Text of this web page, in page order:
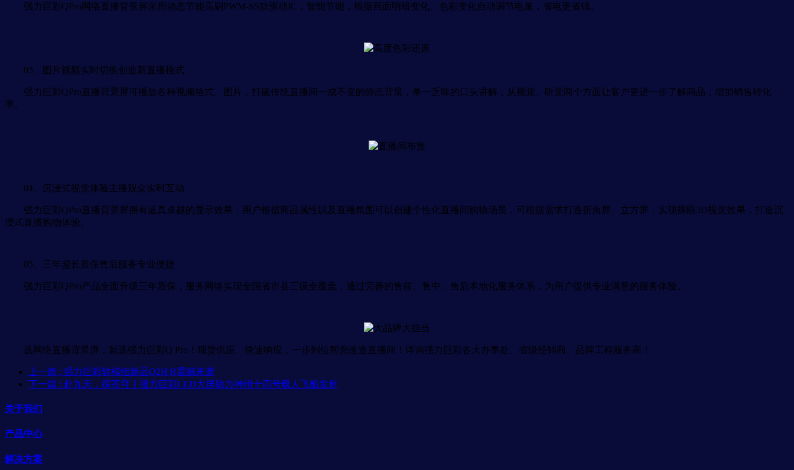
强力巨彩QPro网络直播背景屏采用动态节能高刷PWM-SS款驱动IC，智能节能，根据画面明暗变化、色彩变化自动调节电量，省电更省钱。
03、图片视频实时切换创造新直播模式
强力巨彩QPro直播背景屏可播放各种视频格式、图片，打破传统直播间一成不变的静态背景，单一乏味的口头讲解，从视觉、听觉两个方面让客户更进一步了解商品，增加销售转化
率。
04、沉浸式视觉体验主播观众实时互动
强力巨彩QPro直播背景屏拥有逼真卓越的显示效果，用户根据商品属性以及直播氛围可以创建个性化直播间购物场景，可根据需求打造折角屏、立方屏，实现裸眼3D视觉效果，打造沉
浸式直播购物体验。
05、三年超长质保售后服务专业便捷
强力巨彩QPro产品全面升级三年质保，服务网络实现全国省市县三级全覆盖，通过完善的售前、售中、售后本地化服务体系，为用户提供专业满意的服务体验。
选网络直播背景屏，就选强力巨彩Q Pro！现货供应、快速响应，一步到位帮您改造直播间！详询强力巨彩各大办事处、省级经销商、品牌工程服务商！
上一篇 : 强力巨彩软模组新品Q2H R震撼来袭
下一篇 : 赴九天，探苍穹丨强力巨彩LED大屏助力神州十四号载人飞船发射
关于我们
产品中心
解决方案